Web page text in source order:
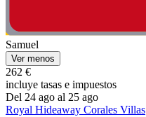
Samuel
Ver menos
262 €
incluye tasas e impuestos
Del 24 ago al 25 ago
Royal Hideaway Corales Villas